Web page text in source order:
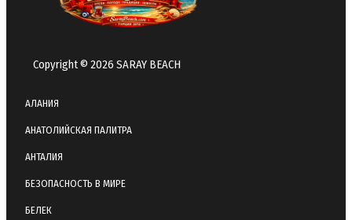
Copyright © 2026 SARAY BEACH
АЛАНИЯ
АНАТОЛИЙСКАЯ ПАЛИТРА
АНТАЛИЯ
БЕЗОПАСНОСТЬ В МИРЕ
БЕЛЕК